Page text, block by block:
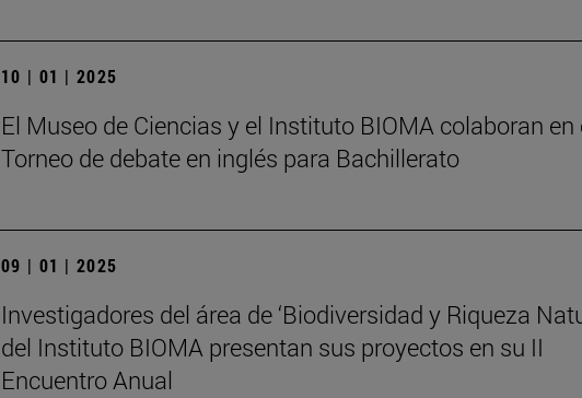
10 | 01 | 2025
El Museo de Ciencias y el Instituto BIOMA colaboran en
Torneo de debate en inglés para Bachillerato
09 | 01 | 2025
Investigadores del área de ‘Biodiversidad y Riqueza
del Instituto BIOMA presentan sus proyectos en su II
Encuentro Anual